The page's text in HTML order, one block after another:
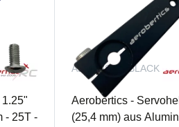
- 25T -
AEROBSA25BLACK
Aerobertics -
(25,4 mm) aus